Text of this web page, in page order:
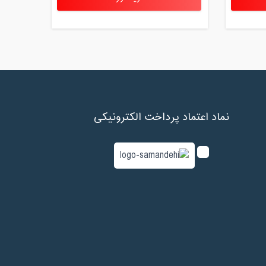
مدت کلاس : 01:30 ساعت
مدت کلاس : 01:30 ساعت
نماد اعتماد پرداخت الکترونیکی